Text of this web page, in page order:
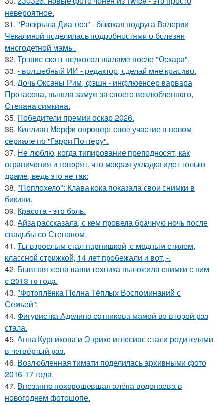
невероятное.
31. "Раскрыла Диагноз" - близкая подруга Валерии
Чекалиной поделилась подробностями о болезни
многодетной мамы.
32. Трэвис скотт подколол шаламе после "Оскара".
33. - волшебный ИИ - редактор, сделай мне красиво.
34. Дочь Оксаны Рим, фэшн - инфлюенсер варвара
Протасова, вышла замуж за своего возлюбленного,
Степана симкина.
35. Победители премии оскар 2026.
36. Киллиан Мёрфи опроверг своё участие в новом
сериале по "Гарри Поттеру".
37. Не люблю, когда типирование преподносят, как
ограничения и говорят, что мокрая укладка идет только
драме, ведь это не так:
38. "Поплохело": Клава кока показала свои снимки в
бикини.
39. Красота - это боль.
40. Айза рассказала, с кем провела брачную ночь после
свадьбы со Степаном.
41. Ты взрослым стал парнишкой, с модным стилем,
классной стрижкой, 14 лет пробежали и вот, -.
42. Бывшая жена паши техника выложила снимки с ним
с 2013-го года.
43. "Фотоплёнка Полна Тёплых Воспоминаний с
Семьей":
44. Фигуристка Аделина сотникова мамой во второй раз
стала.
45. Анна Курникова и Энрике иглесиас стали родителями
в четвёртый раз.
46. Возлюбленная тимати поделилась архивными фото
2016-17 года.
47. Внезапно похорошевшая алёна водонаева в
новогоднем фотошопе.